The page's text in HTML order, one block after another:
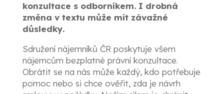
konzultace s odborníkem. I drobná
změna v textu může mít závažné
důsledky.
Sdružení nájemníků ČR poskytuje všem
nájemcům bezplatné právní konzultace.
Obrátit se na nás může každý, kdo potřebuje
pomoc nebo si chce ověřit, zda je návrh